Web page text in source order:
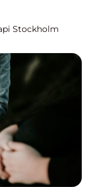
Stockholm